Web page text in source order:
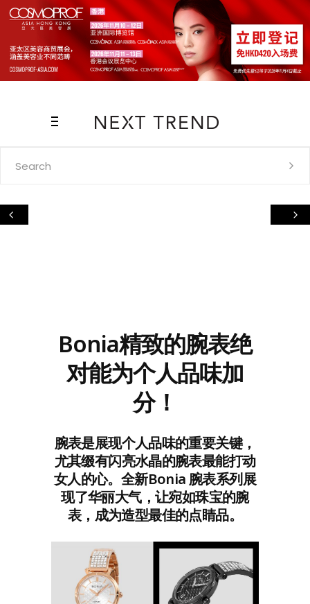
Bonia精致的腕表绝
对能为个人品味加
分！
腕表是展现个人品味的重要关键，
尤其缀有闪亮水晶的腕表最能打动
女人的心。全新Bonia 腕表系列展
现了华丽大气，让宛如珠宝的腕
表，成为造型最佳的点睛品。